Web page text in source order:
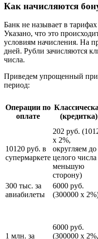
Как начисляются
Банк не называет в
Указано, что это
условиям начисления. На
дней. Рубли зачисляются
числа.
Приведем упрощенный
период:
Операции по
оплате
(кредитка)
10120 руб. в
супермаркете
202 руб.
х 2%,
округляем до
целого числа
меньшую
сторону)
300 тыс. за
авиабилеты
6000 руб.
(300000 х
1 млн. за
6000 руб.
(300000 х 2%,